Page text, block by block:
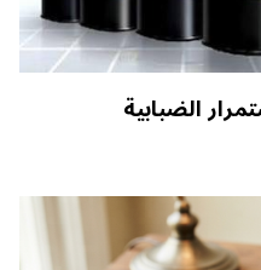
الضبابية